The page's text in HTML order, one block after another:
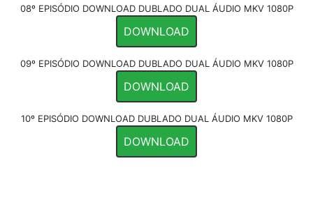
08º EPISÓDIO DOWNLOAD DUBLADO DUAL ÁUDIO MKV 1080P
DOWNLOAD
09º EPISÓDIO DOWNLOAD DUBLADO DUAL ÁUDIO MKV 1080P
DOWNLOAD
10º EPISÓDIO DOWNLOAD DUBLADO DUAL ÁUDIO MKV 1080P
DOWNLOAD